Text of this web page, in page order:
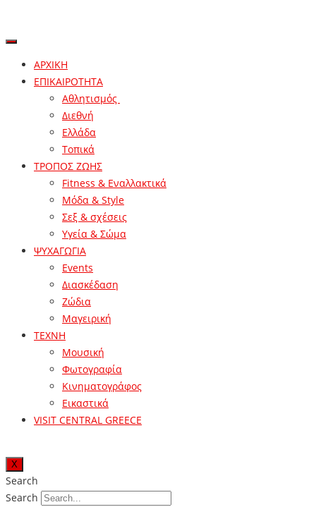
ΑΡΧΙΚΗ
ΕΠΙΚΑΙΡΟΤΗΤΑ
Αθλητισμός
Διεθνή
Ελλάδα
Τοπικά
ΤΡΟΠΟΣ ΖΩΗΣ
Fitness & Εναλλακτικά
Μόδα & Style
Σεξ & σχέσεις
Υγεία & Σώμα
ΨΥΧΑΓΩΓΙΑ
Events
Διασκέδαση
Ζώδια
Μαγειρική
ΤΕΧΝΗ
Μουσική
Φωτογραφία
Κινηματογράφος
Εικαστικά
VISIT CENTRAL GREECE
X
Search
Search